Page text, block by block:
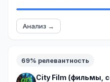
Анализ →
69% релевантность
City Film (фильмы,